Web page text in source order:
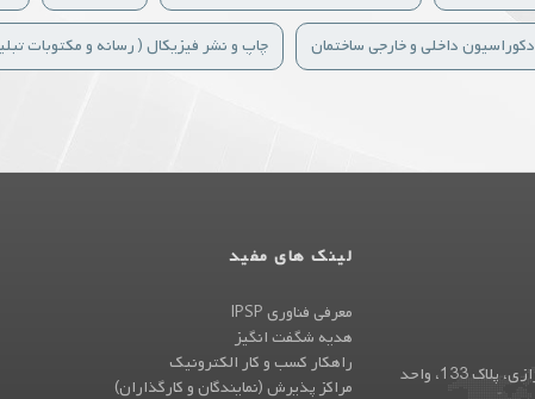
دکوراسیون داخلی و خارجی ساختمان چاپ و نشر فیزیکال ( رسانه و مکتوبات
تهران، خیابان توحید، ابتدای فرصت شیرازی، پلاک 133، واحد
لینک های مفید
معرفی فناوری IPSP
هدیه شگفت انگیز
راهکار کسب و کار الکترونیک
مراکز پذیرش (نمایندگان و کارگذاران)